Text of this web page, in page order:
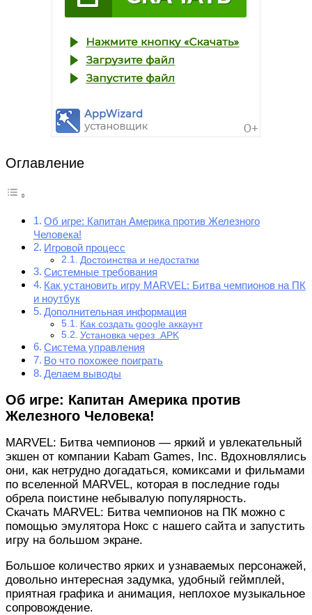
Оглавление
Об игре: Капитан Америка против Железного
Человека!
Игровой процесс
Достоинства и недостатки
Системные требования
Как установить игру MARVEL: Битва чемпионов на ПК
и ноутбук
Дополнительная информация
Как создать google аккаунт
Установка через .APK
Система управления
Во что похожее поиграть
Делаем выводы
Об игре: Капитан Америка против
Железного Человека!
MARVEL: Битва чемпионов — яркий и увлекательный
экшен от компании Kabam Games, Inc. Вдохновлялись
они, как нетрудно догадаться, комиксами и фильмами
по вселенной MARVEL, которая в последние годы
обрела поистине небывалую популярность.
Скачать MARVEL: Битва чемпионов на ПК можно с
помощью эмулятора Нокс с нашего сайта и запустить
игру на большом экране.
Большое количество ярких и узнаваемых персонажей,
довольно интересная задумка, удобный геймплей,
приятная графика и анимация, неплохое музыкальное
сопровождение.